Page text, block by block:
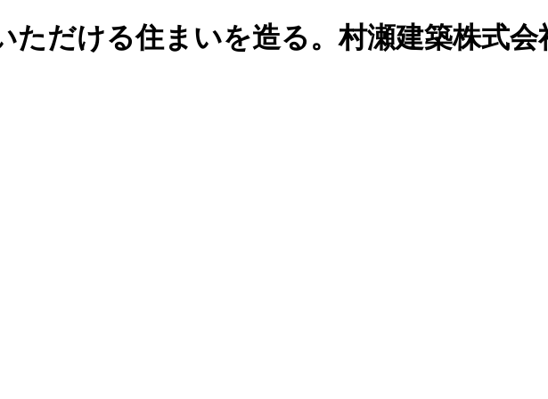
ただける住まいを造る。村瀬建築株式会